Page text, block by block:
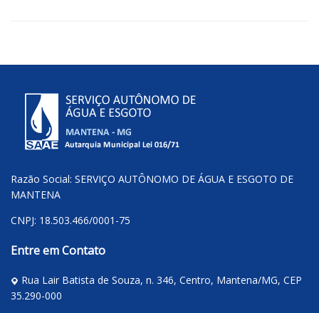
Razão Social: SERVIÇO AUTÔNOMO DE ÁGUA E ESGOTO DE
MANTENA
CNPJ: 18.503.466/0001-75
Entre em Contato
Rua Lair Batista de Souza, n. 346, Centro, Mantena/MG, CEP
35.290-000